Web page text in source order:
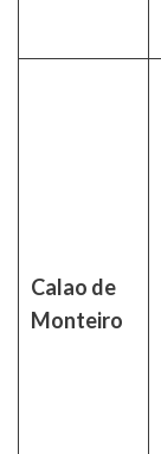
Calao de
Monteiro